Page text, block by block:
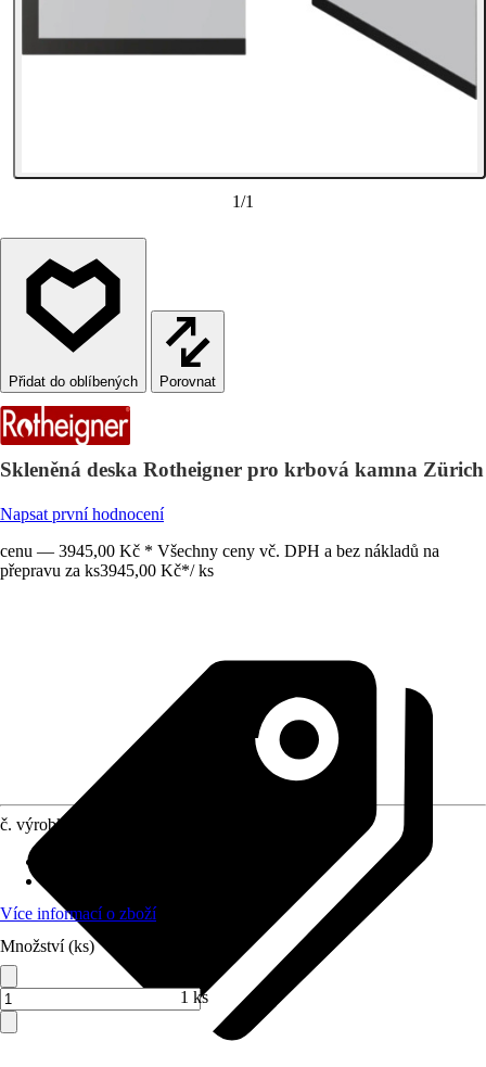
1/1
Porovnat
Skleněná deska Rotheigner pro krbová kamna Zürich
Napsat první hodnocení
cenu — 3945,00 Kč * Všechny ceny vč. DPH a bez nákladů na
přepravu za ks3945,00 Kč*/ ks
č. výrobku
Více informací o zboží
Množství (ks)
1 ks